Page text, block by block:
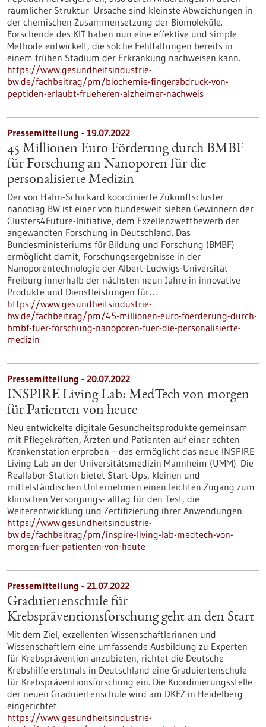
räumlicher Struktur. Ursache sind kleinste Abweichungen in
der chemischen Zusammensetzung der Biomoleküle.
Forschende des KIT haben nun eine effektive und simple
Methode entwickelt, die solche Fehlfaltungen bereits in
einem frühen Stadium der Erkrankung nachweisen kann.
https://www.gesundheitsindustrie-
bw.de/fachbeitrag/pm/biochemie-fingerabdruck-von-
peptiden-erlaubt-frueheren-alzheimer-nachweis
Pressemitteilung - 19.07.2022
45 Millionen Euro Förderung durch BMBF
für Forschung an Nanoporen für die
personalisierte Medizin
Der von Hahn-Schickard koordinierte Zukunftscluster
nanodiag BW ist einer von bundesweit sieben Gewinnern der
Clusters4Future-Initiative, dem Exzellenzwettbewerb der
angewandten Forschung in Deutschland. Das
Bundesministeriums für Bildung und Forschung (BMBF)
ermöglicht damit, Forschungsergebnisse in der
Nanoporentechnologie der Albert-Ludwigs-Universität
Freiburg innerhalb der nächsten neun Jahre in innovative
Produkte und Dienstleistungen für…
https://www.gesundheitsindustrie-
bw.de/fachbeitrag/pm/45-millionen-euro-foerderung-durch-
bmbf-fuer-forschung-nanoporen-fuer-die-personalisierte-
medizin
Pressemitteilung - 20.07.2022
INSPIRE Living Lab: MedTech von morgen
für Patienten von heute
Neu entwickelte digitale Gesundheitsprodukte gemeinsam
mit Pflegekräften, Ärzten und Patienten auf einer echten
Krankenstation erproben – das ermöglicht das neue INSPIRE
Living Lab an der Universitätsmedizin Mannheim (UMM). Die
Reallabor-Station bietet Start-Ups, kleinen und
mittelständischen Unternehmen einen leichten Zugang zum
klinischen Versorgungs- alltag für den Test, die
Weiterentwicklung und Zertifizierung ihrer Anwendungen.
https://www.gesundheitsindustrie-
bw.de/fachbeitrag/pm/inspire-living-lab-medtech-von-
morgen-fuer-patienten-von-heute
Pressemitteilung - 21.07.2022
Graduiertenschule für
Krebspräventionsforschung geht an den Start
Mit dem Ziel, exzellenten Wissenschaftlerinnen und
Wissenschaftlern eine umfassende Ausbildung zu Experten
für Krebsprävention anzubieten, richtet die Deutsche
Krebshilfe erstmals in Deutschland eine Graduiertenschule
für Krebspräventionsforschung ein. Die Koordinierungsstelle
der neuen Graduiertenschule wird am DKFZ in Heidelberg
eingerichtet.
https://www.gesundheitsindustrie-